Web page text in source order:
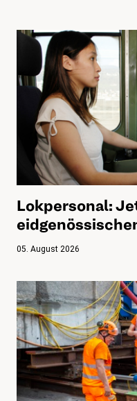
Lokpersonal:
05. August 2026